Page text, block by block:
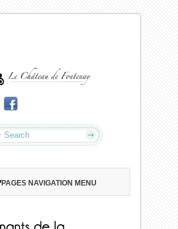
PAGES NAVIGATION MENU